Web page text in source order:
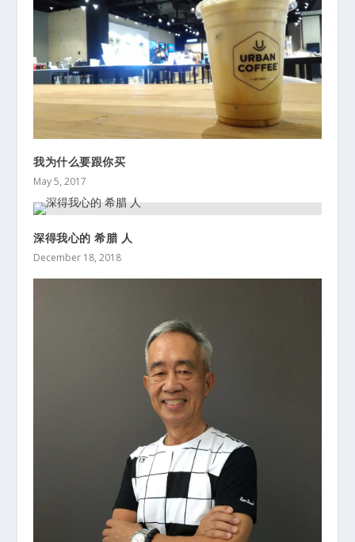
我为什么要跟你买
May 5, 2017
深得我心的 希腊 人
December 18, 2018